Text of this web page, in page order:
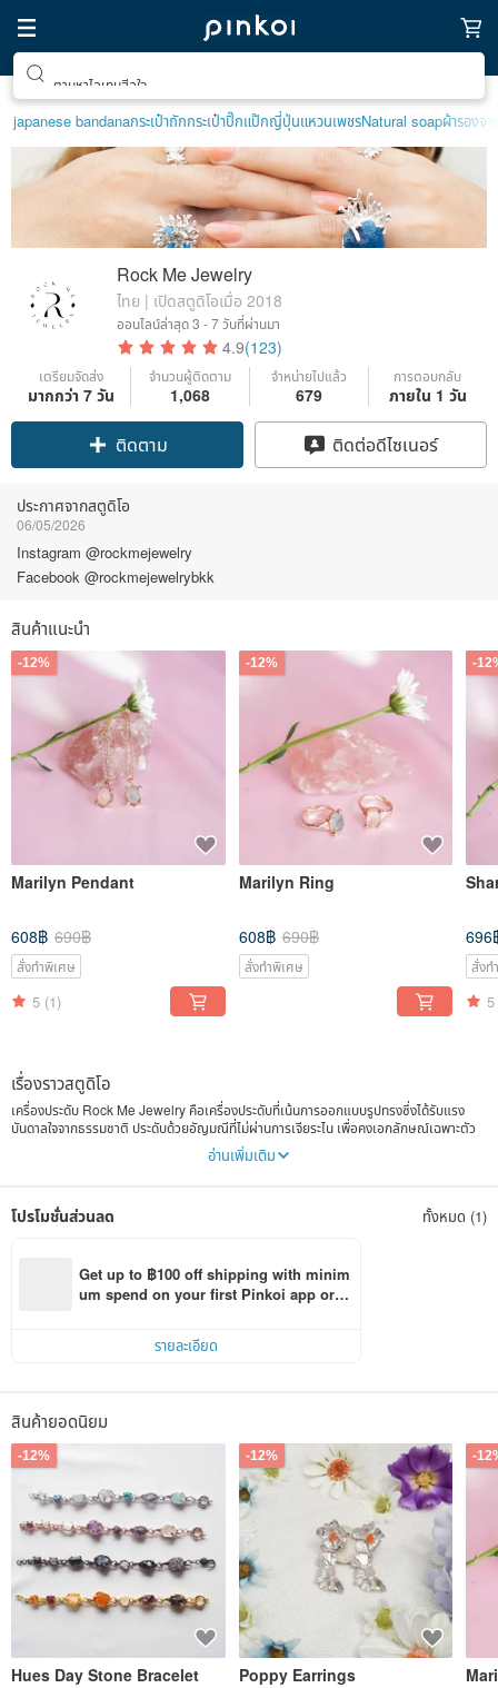
ตามหาไอเทมฮีลใจ
japanese bandanaกระเป๋าถักกระเป๋าปิ๊กแป๊กญี่ปุ่นแหวนเพชรNatural soapผ้ารองจา
Rock Me Jewelry
ไทย | เปิดสตูดิโอเมื่อ 2018
ออนไลน์ล่าสุด3 - 7 วันที่ผ่านมา
4.9(123)
เตรียมจัดส่ง
มากกว่า 7 วัน
จำนวนผู้ติดตาม
1,068
จำหน่ายไปแล้ว
679
การตอบกลับ
ภายใน 1 วัน
Claim coupon
ติดตาม
ติดต่อดีไซเนอร์
ประกาศจากสตูดิโอ
06/05/2026
Instagram @rockmejewelry
Facebook @rockmejewelrybkk
สินค้าแนะนำ
-12%
Marilyn Pendant
608฿ 690฿
สั่งทำพิเศษ
5 (1)
-12%
Marilyn Ring
608฿ 690฿
สั่งทำพิเศษ
-
696
สั่งท
5
เรื่องราวสตูดิโอ
เครื่องประดับ Rock Me Jewelry คือเครื่องประดับที่เน้นการออกแบบรูปทรงซึ่งได้รับแรง
บันดาลใจจากธรรมชาติ ประดับด้วยอัญมณีที่ไม่ผ่านการเจียระไน เพื่อคงเอกลักษณ์เฉพาะตัว
แต่ละชิ้นถูกสร้างสรรค์ขึ้นเป็นพิเศษ เพื่อให้เป็นเครื่องประดับที่มีเพียงหนึ่งเดียว
อ่านเพิ่มเติม
โปรโมชั่นส่วนลด ทั้งหมด (1)
Get up to ฿100 off shipping with minim
um spend on your first Pinkoi app orde
รายละเอียด
สินค้ายอดนิยม
-12%
Hues Day Stone Bracelet
-12%
Poppy Earrings
-